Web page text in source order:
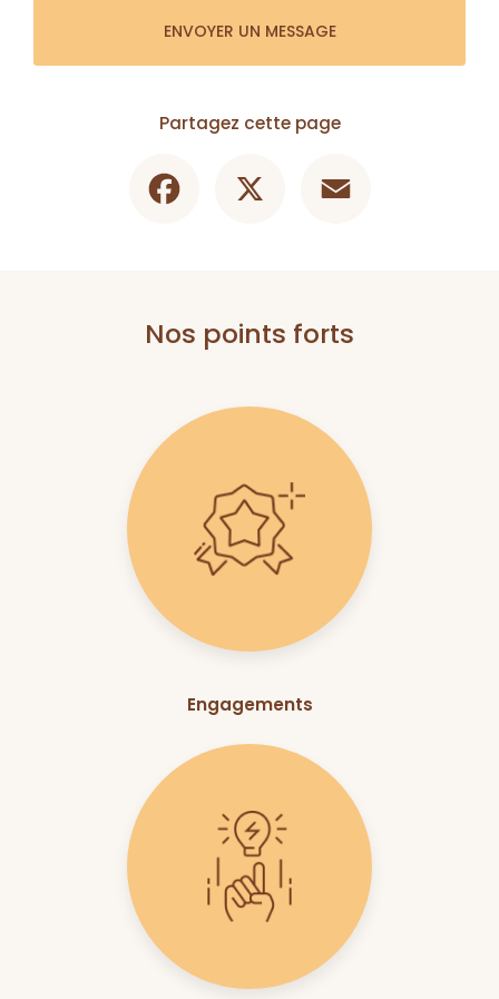
ENVOYER UN MESSAGE
Partagez cette page
Nos points forts
Engagements